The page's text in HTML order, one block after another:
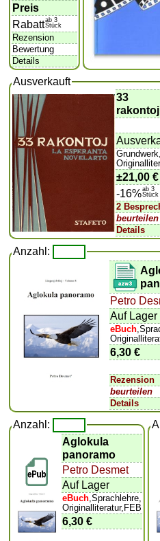
Preis
Rabattab 3
Stück
Rezension
Bewertung
Details
Ausverkauft
33
rakontoj
±21,00 €
-16%ab 3
Stück
2
beurteilen
Details
Anzahl:
Petro
Auf Lager
eBuch
6,30 €
Rezension
beurteilen
Details
Anzahl:
Aglokula
panoramo
Petro Desmet
Auf Lager
eBuch ,Sprachlehre,
Originalliteratur,FEB
6,30 €